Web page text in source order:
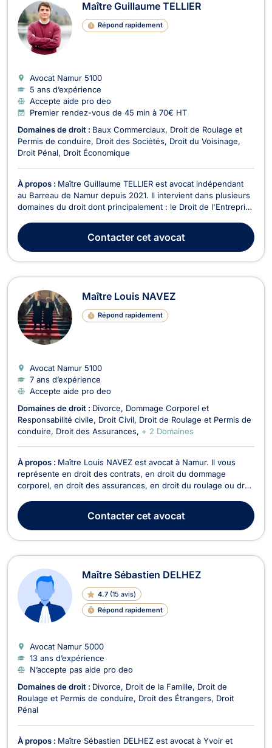
Maître Guillaume TELLIER
Répond rapidement
Avocat Namur 5100
5 ans d’expérience
Accepte aide pro deo
Premier rendez-vous de 45 min à 70€ HT
Domaines de droit : Baux Commerciaux Droit de Roulage et
Permis de conduire
Droit des Sociétés Droit du Voisinage
Droit Pénal Droit Économique
À propos : Maître Guillaume TELLIER est avocat indépendant
au Barreau de Namur depuis 2021. Il intervient dans plusieurs
domaines du droit dont principalement : le Droit de l'Entreprise
Droit de Roulage et le Droit du Bail.Certifié en Droit de
l'Insolvabilité et en Médiation...
Contactercet avocat
Maître Louis NAVEZ
Répond rapidement
Avocat Namur 5100
7 ans d’expérience
Accepte aide pro deo
Domaines de droit : Divorce
Dommage Corporel et
Responsabilité civile
Droit Civil Droit de Roulage et Permis de
conduire
Droit des Assurances + 2 Domaines
À propos : Maître Louis NAVEZ est avocat à Namur. Il vous
représente en droit des contrats, en droit du dommage
corporel, en droit des assurances, en droit du roulage ou droit
droit des contrats pour toute problématique lié au droit du bail,
à la rupture abusive des pourpar...
Contactercet avocat
Maître Sébastien DELHEZ
4.7 (15 avis)
Répond rapidement
Avocat Namur 5000
13 ans d’expérience
N’accepte pas aide pro deo
Domaines de droit : Divorce Droit de la Famille
Droit de
Roulage et Permis de conduire
Droit des Étrangers Droit
Pénal
À propos : Maître Sébastien DELHEZ est avocat à Yvoir et